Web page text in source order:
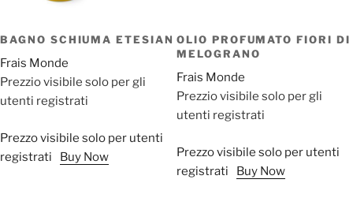
BAGNO SCHIUMA ETESIAN
Frais Monde
Prezzio visibile solo per gli
utenti registrati
Prezzo visibile solo per utenti
registrati
Buy Now
OLIO PROFUMATO FIORI DI
MELOGRANO
Frais Monde
Prezzio visibile solo per gli
utenti registrati
Prezzo visibile solo per utenti
registrati
Buy Now